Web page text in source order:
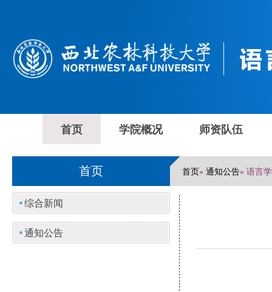
首页 学院概况 师资队伍
首页 首页» 通知公告» 语言
综合新闻
通知公告